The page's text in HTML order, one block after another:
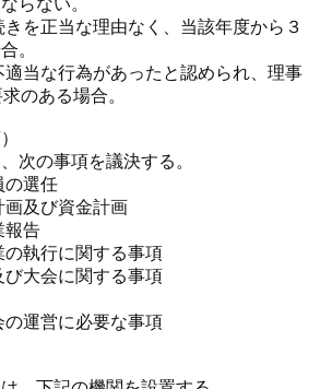
らない。
きを正当な理由なく、当該年度から３
。
適当な行為があったと認められ、理事
のある場合。
次の事項を議決する。
の選任
画及び資金計画
報告
の執行に関する事項
び大会に関する事項
の運営に必要な事項